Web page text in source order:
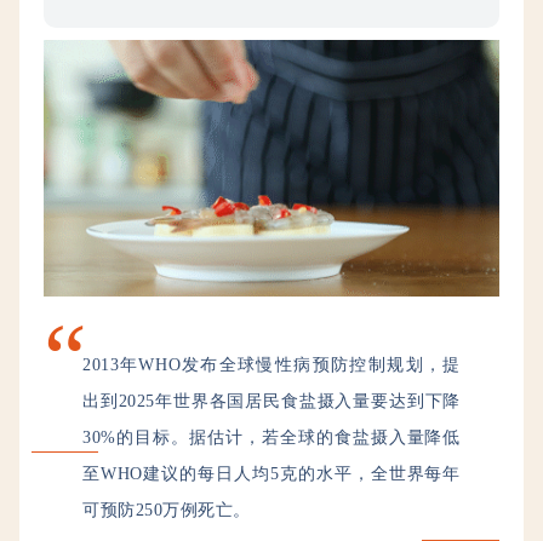
“2013年WHO发布全球慢性病预防控制规划，提
出到2025年世界各国居民食盐摄入量要达到下降
30%的目标。据估计，若全球的食盐摄入量降低
至WHO建议的每日人均5克的水平，全世界每年
可预防250万例死亡。